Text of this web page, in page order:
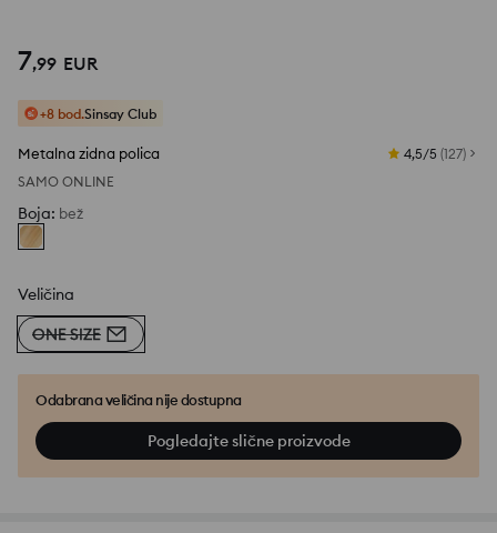
7,99 EUR
+8 bod.Sinsay Club
Metalna zidna polica 4,5/5 (127)
SAMO ONLINE
Boja: bež
Veličina
ONE SIZE
Odabrana veličina nije dostupna
Pogledajte slične proizvode